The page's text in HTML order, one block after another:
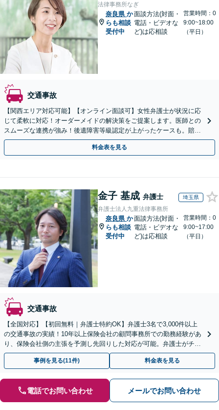
法律事務所なぎ
奈良県 か
らも相談
受付中
面談方法(対面・
電話・ビデオな
ど)は応相談
営業時間：0
9:00~18:00
（平日）
交通事故
【関西エリア対応可能】【オンライン面談可】女性弁護士が状況に応
じて柔軟に対応！オーダーメイドの解決策をご提案します。医師との
スムーズな連携が強み！後遺障害等級認定が上がったケースも。賠償
金・慰謝料請求／保険会社との交渉など【初回相談無料】
料金表を見る
金子 基成 弁護士 埼玉県
弁護士法人九重法律事務所
奈良県 か
らも相談
受付中
面談方法(対面・
電話・ビデオな
ど)は応相談
営業時間：0
9:00~17:00
（平日）
交通事故
【全国対応】【初回無料｜弁護士特約OK】弁護士3名で3,000件以上
の交通事故の実績！10年以上保険会社の顧問事務所での勤務経験があ
り、保険会社側の主張を予測し先回りした対応が可能。弁護士がチー
ムとなり示談交渉、休業損害、後遺障害等に対応。
事例を見る(11件) 料金表を見る
電話でお問い合わせ メールでお問い合わせ